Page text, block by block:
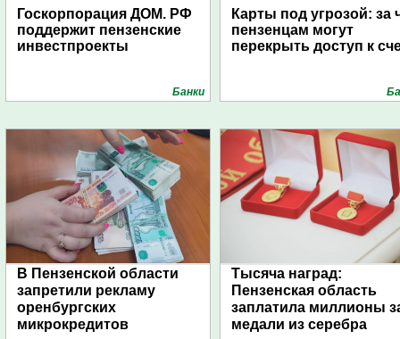
Госкорпорация ДОМ. РФ
поддержит пензенские
инвестпроекты
Банки
Карты под угрозой: за
пензенцам могут
перекрыть доступ к
В Пензенской области
запретили рекламу
оренбургских
микрокредитов
Тысяча наград:
Пензенская область
заплатила миллионы
медали из серебра